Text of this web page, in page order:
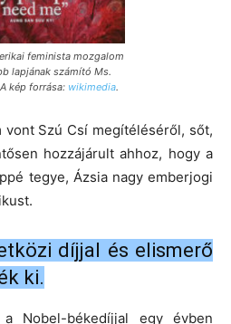
feminista mozgalom
lapjának számító Ms.
kép forrása: wikimedia.
vont Szú Csí megítéléséről, sőt,
hozzájárult ahhoz, hogy a
tegye, Ázsia nagy emberjogi
díjjal és elismerő
ki.
Nobel-békedíjjal egy évben